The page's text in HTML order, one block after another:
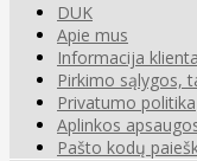
DUK
Apie mus
Informacija
Pirkimo sąlygos,
Privatumo politika
Aplinkos
Pašto kodų